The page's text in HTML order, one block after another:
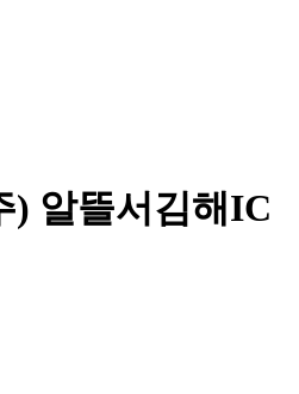
) 알뜰서김해IC